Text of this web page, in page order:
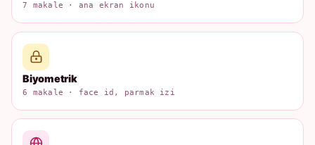
7 makale · ana ekran ikonu
Biyometrik
6 makale · face id, parmak izi